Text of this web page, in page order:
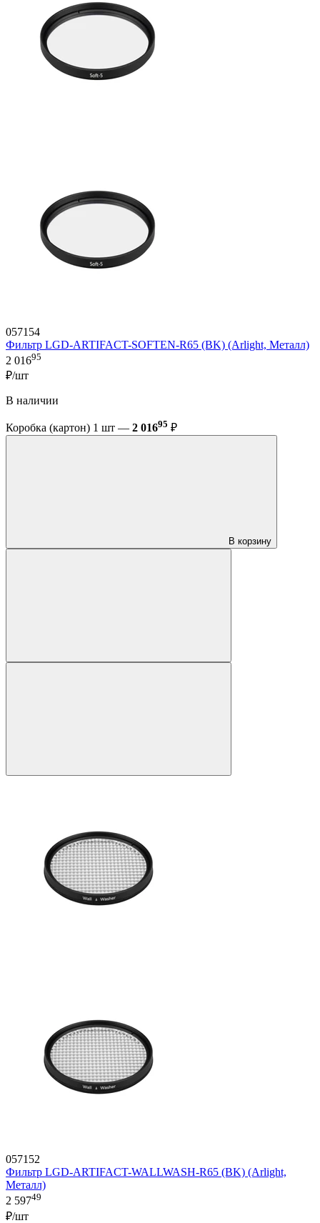
057154
Фильтр LGD-ARTIFACT-SOFTEN-R65 (BK) (Arlight, Металл)
2 01695
₽/шт
В наличии
Коробка (картон) 1 шт — 2 01695 ₽
В корзину
057152
Фильтр LGD-ARTIFACT-WALLWASH-R65 (BK) (Arlight,
Металл)
2 59749
₽/шт